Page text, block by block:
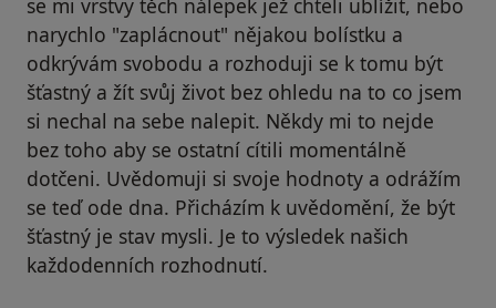
se mi vrstvy těch nálepek jež chteli ublížit, nebo
narychlo "zaplácnout" nějakou bolístku a
odkrývám svobodu a rozhoduji se k tomu být
šťastný a žít svůj život bez ohledu na to co jsem
si nechal na sebe nalepit. Někdy mi to nejde
bez toho aby se ostatní cítili momentálně
dotčeni. Uvědomuji si svoje hodnoty a odrážím
se teď ode dna. Přicházím k uvědomění, že být
šťastný je stav mysli. Je to výsledek našich
každodenních rozhodnutí.